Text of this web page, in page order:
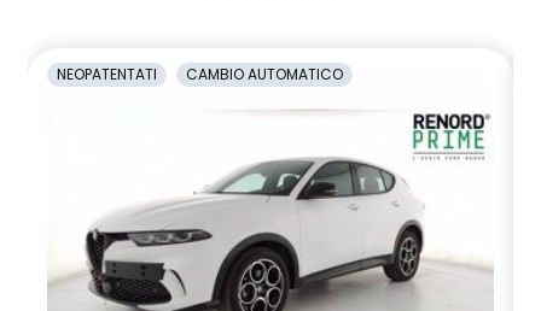
sistema multimediale operR link 10,1''con Google integrato,
smartphone replication wireless compatibile con Android
volante multifunzione in TEP
NEOPATENTATI CAMBIO AUTOMATICO